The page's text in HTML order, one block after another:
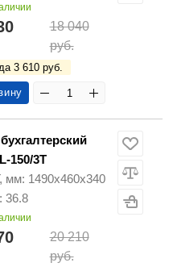
18 040
руб.
3 610 руб.
150/3T
мм: 1490х460х340
36.8
20 210
руб.